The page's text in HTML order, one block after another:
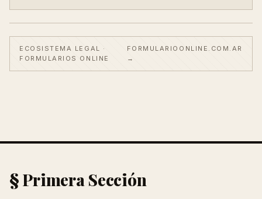
ECOSISTEMA LEGAL ·
FORMULARIOS ONLINE
FORMULARIOONLINE.COM.AR
→
§ Primera Sección